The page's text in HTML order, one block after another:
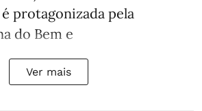
protagonizada pela
do Bem e
Ver mais